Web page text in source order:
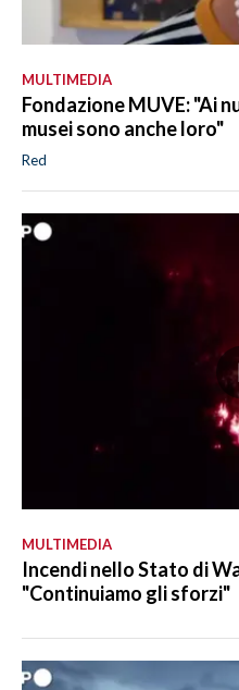
MULTIMEDIA
Fondazione MUVE: "Ai
musei sono anche loro"
Red
MULTIMEDIA
Incendi nello Stato di
"Continuiamo gli sforzi"